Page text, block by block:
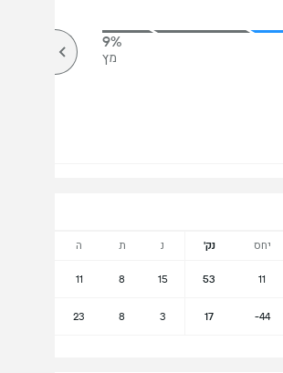
יחס נק' נ ת ה
11
53
15
8
11
-44
17
3
8
23
9%
מץ